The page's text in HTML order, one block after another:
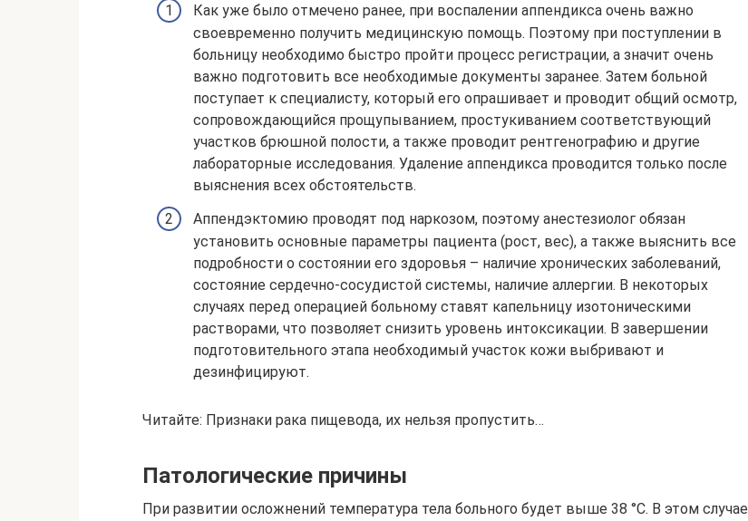
Как уже было отмечено ранее, при воспалении аппендикса очень важно
своевременно получить медицинскую помощь. Поэтому при поступлении в
больницу необходимо быстро пройти процесс регистрации, а значит очень
важно подготовить все необходимые документы заранее. Затем больной
поступает к специалисту, который его опрашивает и проводит общий осмотр,
сопровождающийся прощупыванием, простукиванием соответствующий
участков брюшной полости, а также проводит рентгенографию и другие
лабораторные исследования. Удаление аппендикса проводится только после
выяснения всех обстоятельств.
Аппендэктомию проводят под наркозом, поэтому анестезиолог обязан
установить основные параметры пациента (рост, вес), а также выяснить все
подробности о состоянии его здоровья – наличие хронических заболеваний,
состояние сердечно-сосудистой системы, наличие аллергии. В некоторых
случаях перед операцией больному ставят капельницу изотоническими
растворами, что позволяет снизить уровень интоксикации. В завершении
подготовительного этапа необходимый участок кожи выбривают и
дезинфицируют.
Читайте: Признаки рака пищевода, их нельзя пропустить…
Патологические причины
При развитии осложнений температура тела больного будет выше 38 °C. В этом случае